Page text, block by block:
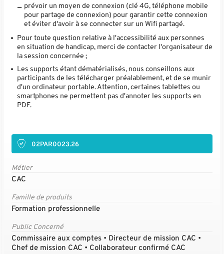
prévoir un moyen de connexion (clé 4G, téléphone mobile
pour partage de connexion) pour garantir cette connexion
et éviter d'avoir à se connecter sur un Wifi partagé.
Pour toute question relative à l'accessibilité aux personnes
en situation de handicap, merci de contacter l'organisateur de
la session concernée ;
Les supports étant dématérialisés, nous conseillons aux
participants de les télécharger préalablement, et de se munir
d'un ordinateur portable. Attention, certaines tablettes ou
smartphones ne permettent pas d'annoter les supports en
PDF.
02PAR0023.26
Métier
CAC
Famille de produits
Formation professionnelle
Public Concerné
Commissaire aux comptes • Directeur de mission CAC •
Chef de mission CAC • Collaborateur confirmé CAC